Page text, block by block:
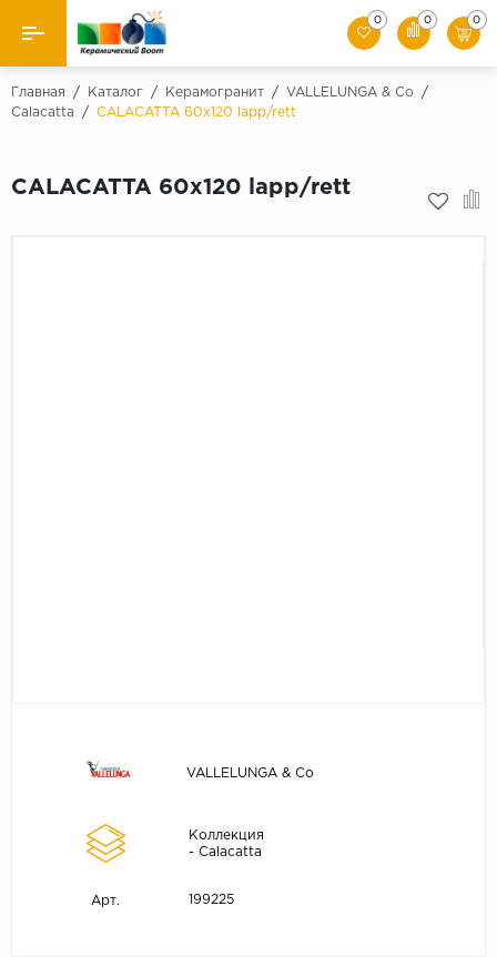
Назад
Керамическая плитка
0 0 0
Главная / Каталог / Керамогранит / VALLELUNGA & Co
/
Calacatta
/ CALACATTA 60x120 lapp/rett
CALACATTA 60x120 lapp/rett
VALLELUNGA & Co
Коллекция
- Calacatta
Арт. 199225